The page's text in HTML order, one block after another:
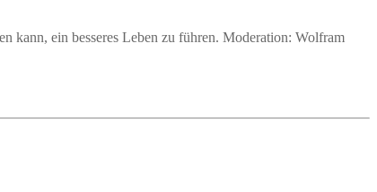
kann, ein besseres Leben zu führen. Moderation: Wolfram